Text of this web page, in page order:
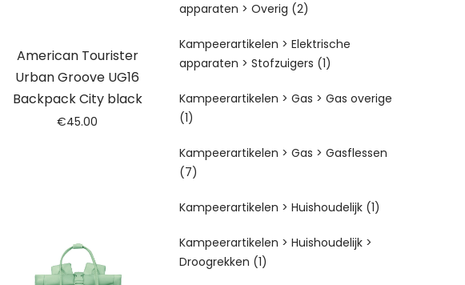
American Tourister
Urban Groove UG16
Backpack City black
€45.00
apparaten > Overig (2)
Kampeerartikelen > Elektrische
apparaten > Stofzuigers (1)
Kampeerartikelen > Gas > Gas overige
(1)
Kampeerartikelen > Gas > Gasflessen
(7)
Kampeerartikelen > Huishoudelijk (1)
Kampeerartikelen > Huishoudelijk >
Droogrekken (1)